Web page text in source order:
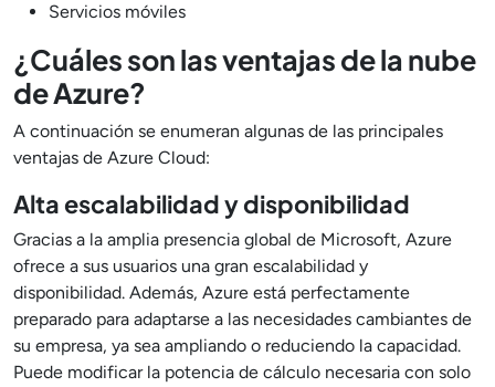
Servicios móviles
¿Cuáles son las ventajas de la nube
de Azure?
A continuación se enumeran algunas de las principales
ventajas de Azure Cloud:
Alta escalabilidad y disponibilidad
Gracias a la amplia presencia global de Microsoft, Azure
ofrece a sus usuarios una gran escalabilidad y
disponibilidad. Además, Azure está perfectamente
preparado para adaptarse a las necesidades cambiantes de
su empresa, ya sea ampliando o reduciendo la capacidad.
Puede modificar la potencia de cálculo necesaria con solo